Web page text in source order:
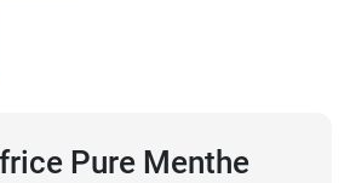
Pure Menthe